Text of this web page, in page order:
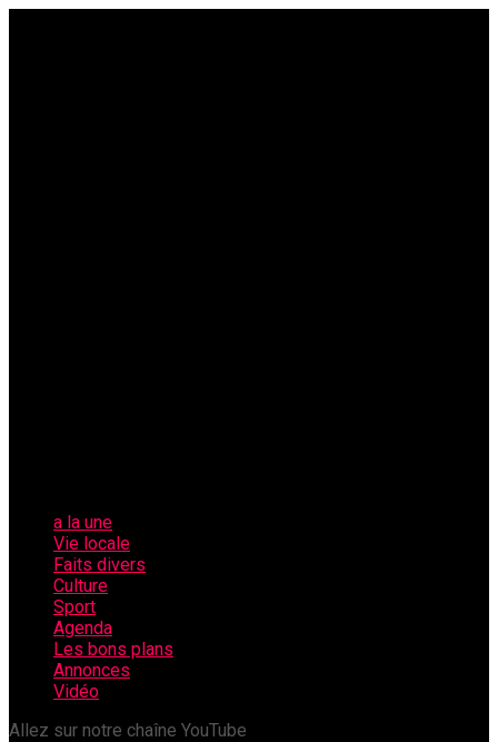
a la une
Vie locale
Faits divers
Culture
Sport
Agenda
Les bons plans
Annonces
Vidéo
Allez sur notre chaîne YouTube